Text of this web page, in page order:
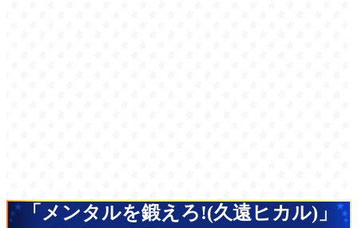
「メンタルを鍛えろ!(久遠ヒカル)」